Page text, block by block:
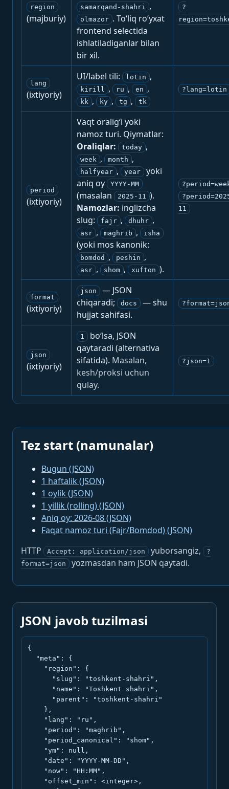
region
(majburiy)
samarqand-shahri ,
olmazor . To‘liq ro‘yxat
frontend selectida
ishlatiladiganlar bilan
bir xil.
?
lang
(ixtiyoriy)
UI/label tili: lotin ,
kirill , ru , en ,
kk , ky , tg , tk
?lang=lotin
period
(ixtiyoriy)
Vaqt oralig‘i yoki
namoz turi. Qiymatlar:
Oraliqlar:
today ,
week , month ,
halfyear , year
yoki
aniq oy
YYYY-MM
(masalan 2025-11 ).
Namozlar: inglizcha
slug:
fajr , dhuhr ,
asr , maghrib , isha
(yoki mos kanonik:
bomdod , peshin ,
asr , shom , xufton ).
11
format
(ixtiyoriy)
json
— JSON
chiqaradi;
docs
— shu
hujjat sahifasi.
json
(ixtiyoriy)
1
bo‘lsa, JSON
qaytaradi (alternativa
sifatida). Masalan,
kesh/proksi uchun
qulay.
?json=1
Tez start (namunalar)
Bugun (JSON)
1 haftalik (JSON)
1 oylik (JSON)
1 yillik (rolling) (JSON)
Aniq oy: 2026-08 (JSON)
Faqat namoz turi (Fajr/Bomdod) (JSON)
HTTP
Accept: application/json yuborsangiz,
?
format=json
yozmasdan ham JSON qaytadi.
JSON javob tuzilmasi
{
  "meta": {
    "region": {
      "slug": "toshkent-shahri",
      "name": "Toshkent shahri",
      "parent": "toshkent-shahri"
    },
    "lang": "ru",
    "period": "maghrib",
    "period_canonical": "shom",
    "ym": null,
    "date": "YYYY-MM-DD",
    "now": "HH:MM",
    "offset_min": <integer>,